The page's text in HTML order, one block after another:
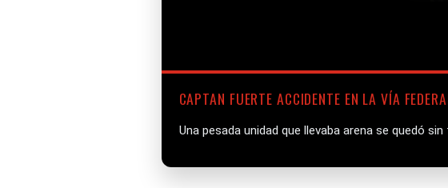
CAPTAN FUERTE ACCIDENTE EN LA VÍA
Una pesada unidad que llevaba arena se quedó